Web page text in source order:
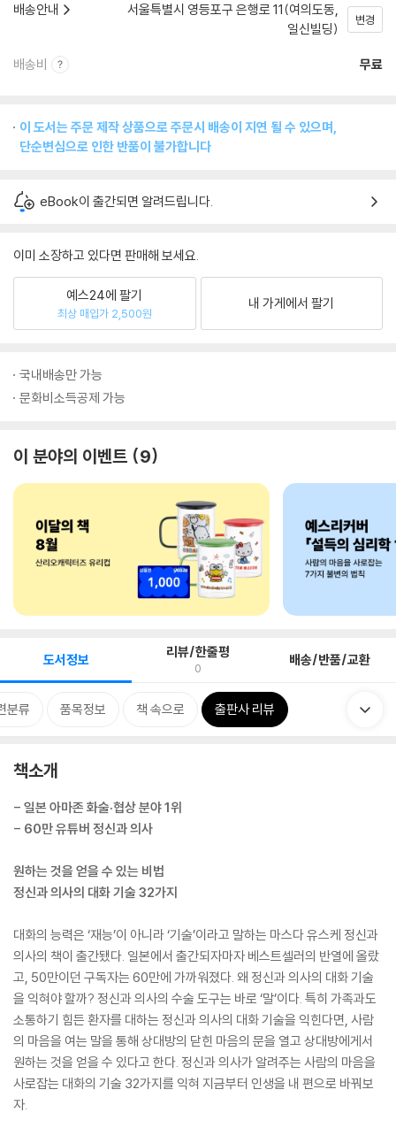
배송안내
서울특별시 영등포구 은행로 11(여의도동,
일신빌딩)
변경
배송비 무료
이 도서는 주문 제작 상품으로 주문시 배송이 지연 될 수 있으며,
단순변심으로 인한 반품이 불가합니다
eBook이 출간되면 알려드립니다.
이미 소장하고 있다면 판매해 보세요.
예스24에 팔기
최상 매입가 2,500원
내 가게에서 팔기
국내배송만 가능
문화비소득공제 가능
이 분야의 이벤트 9
도서정보 리뷰/한줄평
0 배송/반품/교환
분류 품목정보 책 속으로 출판사 리뷰
책소개
- 일본 아마존 화술·협상 분야 1위
- 60만 유튜버 정신과 의사
원하는 것을 얻을 수 있는 비법
정신과 의사의 대화 기술 32가지
대화의 능력은 ‘재능’이 아니라 ‘기술’이라고 말하는 마스다 유스케 정신과
의사의 책이 출간됐다. 일본에서 출간되자마자 베스트셀러의 반열에 올랐
고, 50만이던 구독자는 60만에 가까워졌다. 왜 정신과 의사의 대화 기술
을 익혀야 할까? 정신과 의사의 수술 도구는 바로 ‘말’이다. 특히 가족과도
소통하기 힘든 환자를 대하는 정신과 의사의 대화 기술을 익힌다면, 사람
의 마음을 여는 말을 통해 상대방의 닫힌 마음의 문을 열고 상대방에게서
원하는 것을 얻을 수 있다고 한다. 정신과 의사가 알려주는 사람의 마음을
사로잡는 대화의 기술 32가지를 익혀 지금부터 인생을 내 편으로 바꿔보
자.